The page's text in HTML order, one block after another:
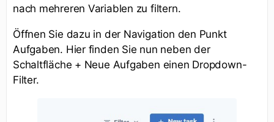
nach mehreren Variablen zu filtern.
Öffnen Sie dazu in der Navigation den Punkt
Aufgaben. Hier finden Sie nun neben der
Schaltfläche + Neue Aufgaben einen Dropdown-
Filter.